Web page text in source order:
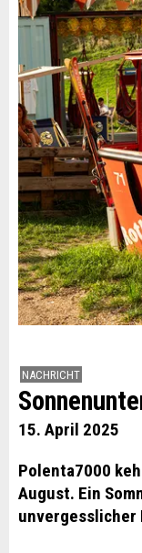
NACHRICHT
15. April 2025
Polenta7000
August. Ein
unvergesslicher